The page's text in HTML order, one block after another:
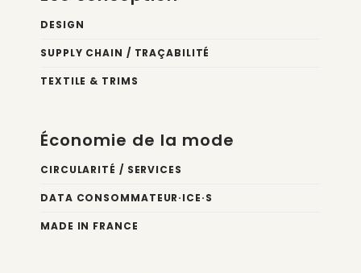
DESIGN
SUPPLY CHAIN / TRAÇABILITÉ
TEXTILE & TRIMS
Économie de la mode
CIRCULARITÉ / SERVICES
DATA CONSOMMATEUR·ICE·S
MADE IN FRANCE